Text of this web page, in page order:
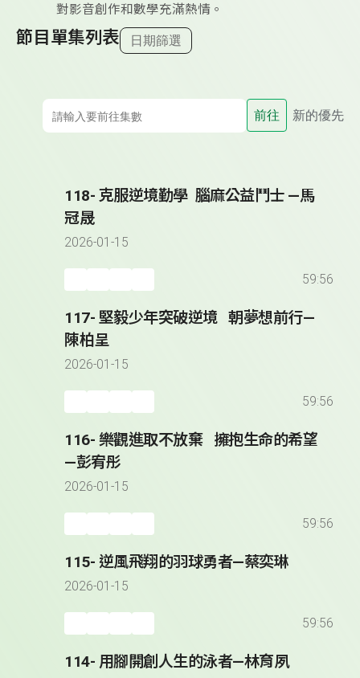
對影音創作和數學充滿熱情。
節目單集列表 日期篩選
前往 新的優先
118- 克服逆境勤學 腦麻公益鬥士 —馬
冠晟
2026-01-15
59:56
117- 堅毅少年突破逆境 朝夢想前行—
陳柏呈
2026-01-15
59:56
116- 樂觀進取不放棄 擁抱生命的希望
—彭宥彤
2026-01-15
59:56
115- 逆風飛翔的羽球勇者—蔡奕琳
2026-01-15
59:56
114- 用腳開創人生的泳者—林育夙